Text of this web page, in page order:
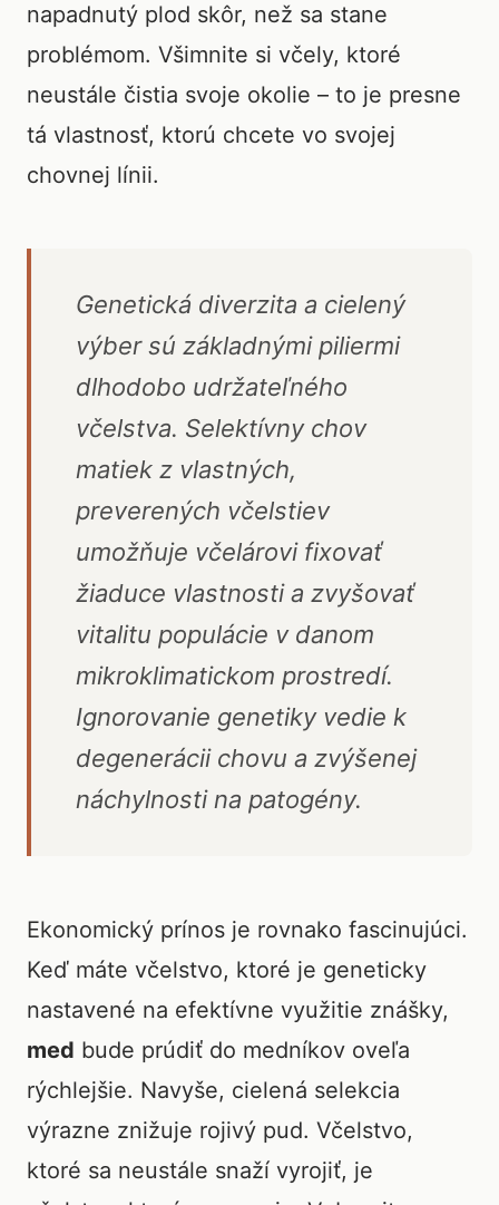
napadnutý plod skôr, než sa stane
problémom. Všimnite si včely, ktoré
neustále čistia svoje okolie – to je presne
tá vlastnosť, ktorú chcete vo svojej
chovnej línii.
Genetická diverzita a cielený
výber sú základnými piliermi
dlhodobo udržateľného
včelstva. Selektívny chov
matiek z vlastných,
preverených včelstiev
umožňuje včelárovi fixovať
žiaduce vlastnosti a zvyšovať
vitalitu populácie v danom
mikroklimatickom prostredí.
Ignorovanie genetiky vedie k
degenerácii chovu a zvýšenej
náchylnosti na patogény.
Ekonomický prínos je rovnako fascinujúci.
Keď máte včelstvo, ktoré je geneticky
nastavené na efektívne využitie znášky,
med bude prúdiť do medníkov oveľa
rýchlejšie. Navyše, cielená selekcia
výrazne znižuje rojivý pud. Včelstvo,
ktoré sa neustále snaží vyrojiť, je